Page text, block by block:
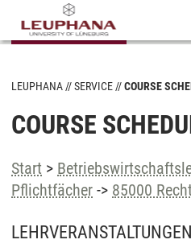
LEUPHANA SERVICE COURSE
COURSE
Start >
Pflichtfächer -> 85000
LEHRVERANSTALTUNGEN